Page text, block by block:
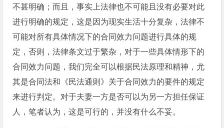
不甚明确；而且，事实上法律也不可能且没有必要对此
进行明确的规定，这是因为现实生活十分复杂，法律不
可能对所有具体情况下的合同效力问题进行具体的规
定，否则，法律条文过于繁杂，对于一些具体情形下的
合同效力问题，我们完全可以根据民法原理和精神，尤
其是合同法和《民法通则》关于合同效力的要件的规定
来进行判定。对于夫妻一方是否可以为另一方担任保证
人，笔者认为，这是可行的，并没有什么不妥。